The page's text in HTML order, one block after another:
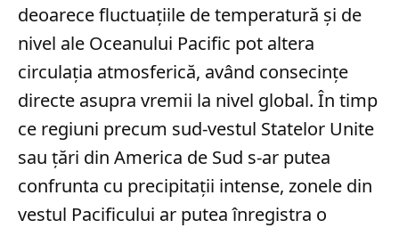
deoarece fluctuațiile de temperatură și de
nivel ale Oceanului Pacific pot altera
circulația atmosferică, având consecințe
directe asupra vremii la nivel global. În timp
ce regiuni precum sud-vestul Statelor Unite
sau țări din America de Sud s-ar putea
confrunta cu precipitații intense, zonele din
vestul Pacificului ar putea înregistra o